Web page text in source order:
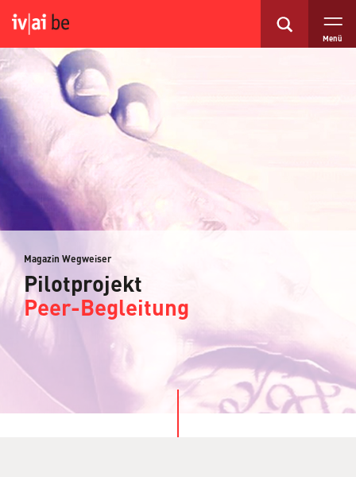
Menü
Magazin Wegweiser
Pilotprojekt
Peer-Begleitung